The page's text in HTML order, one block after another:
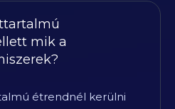
mik a
étrendnél kerülni